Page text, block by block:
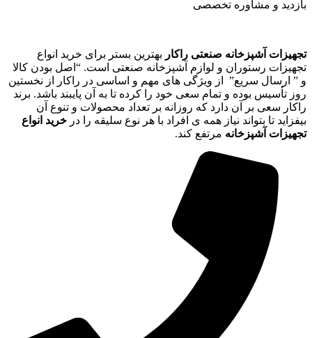
بازدید و مشاوره تخصصی
تجهیزات آشپزخانه صنعتی راکار بهترین بستر برای خرید انواع
تجهیزات رستوران و لوازم آشپزخانه صنعتی است. “اصل بودن کالا
و ” ارسال سریع” از ویژگی های مهم و اساسی در راکار از نخستین
روز تأسیس بوده و تمام سعی خود را کرده تا به آن پایبند باشد. برند
راکار سعی بر آن دارد که روزانه بر تعداد محصولات و تنوع آن
بیفزاید تا بتواند نیاز همه ی افراد با هر نوع سلیقه را در خرید انواع
تجهیزات آشپزخانه مرتفع کند.